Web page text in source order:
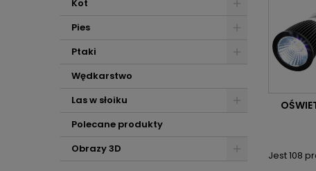
Kot
Pies
Ptaki
Wędkarstwo
Las w słoiku
Polecane produkty
Obrazy 3D
Jest 108